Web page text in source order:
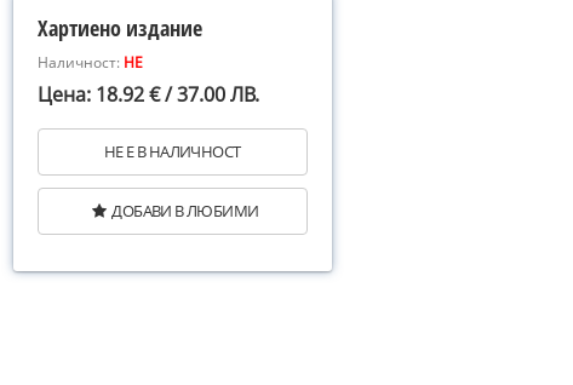
Хартиено издание
Наличност: НЕ
Цена: 18.92 € / 37.00 ЛВ.
НЕ Е В НАЛИЧНОСТ
ДОБАВИ В ЛЮБИМИ